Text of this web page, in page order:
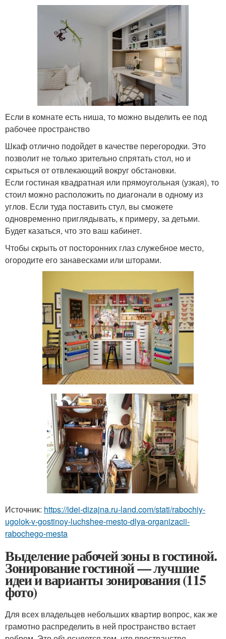
Если в комнате есть ниша, то можно выделить ее под
рабочее пространство
Шкаф отлично подойдет в качестве перегородки. Это
позволит не только зрительно спрятать стол, но и
скрыться от отвлекающий вокруг обстановки.
Если гостиная квадратная или прямоугольная (узкая), то
стоил можно расположить по диагонали в одному из
углов. Если туда поставить стул, вы сможете
одновременно приглядывать, к примеру, за детьми.
Будет казаться, что это ваш кабинет.
Чтобы скрыть от посторонних глаз служебное место,
огородите его занавесками или шторами.
Источник: https://idei-dizajna.ru-land.com/stati/rabochiy-
ugolok-v-gostinoy-luchshee-mesto-dlya-organizacii-
rabochego-mesta
Выделение рабочей зоны в гостиной.
Зонирование гостиной — лучшие
идеи и варианты зонирования (115
фото)
Для всех владельцев небольших квартир вопрос, как же
грамотно распределить в ней пространство встает